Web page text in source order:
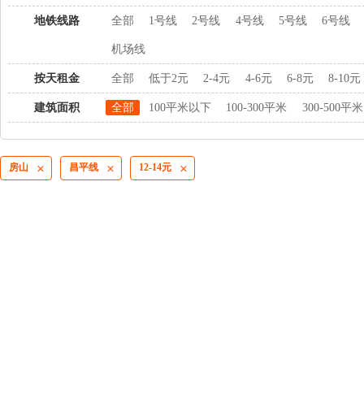
地铁线路 全部 1号线 2号线 4号线 5号线 6号线
机场线
按天租金 全部 低于2元 2-4元 4-6元 6-8元 8-10元
建筑面积 全部 100平米以下 100-300平米 300-500平米
房山  昌平线  12-14元 